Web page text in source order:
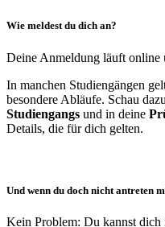
Wie meldest du dich an?
Deine Anmeldung läuft online
In manchen Studiengängen
besondere Abläufe. Schau
Studiengangs und in deine
Details, die für dich gelten.
Und wenn du doch nicht antreten
Kein Problem: Du kannst